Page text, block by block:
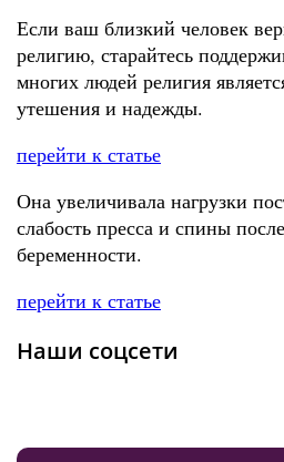
Если ваш близкий человек
религию, старайтесь
многих людей религия
утешения и надежды.
перейти к статье
Она увеличивала нагрузки
слабость пресса и спины
беременности.
перейти к статье
Наши соцсети